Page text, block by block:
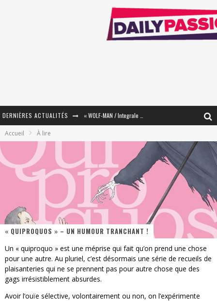
DERNIÈRES ACTUALITÉS
« Mon Village Révolté » - Combattre un Projet !
« Le Béton et le Bambou / Propositions pour Mayotte et le Monde. » - Améliorations !
Star Fox
« MOFUSAND / Parler Japonais » – Des Expressions Pratiques !
« Dr Wertham / L’homme qui étudia les tueurs en série » - Un Métier à Risque !
Assassin's Creed Black Flag Resynced
Accueil À lire
« QUIPROQUOS » – UN HUMOUR TRANCHANT !
Un « quiproquo » est une méprise qui fait qu’on prend une chose
pour une autre. Au pluriel, c’est désormais une série de recueils de
plaisanteries qui ne se prennent pas pour autre chose que des
gags irrésistiblement absurdes.
Avoir l’ouïe sélective, volontairement ou non, on l’expérimente